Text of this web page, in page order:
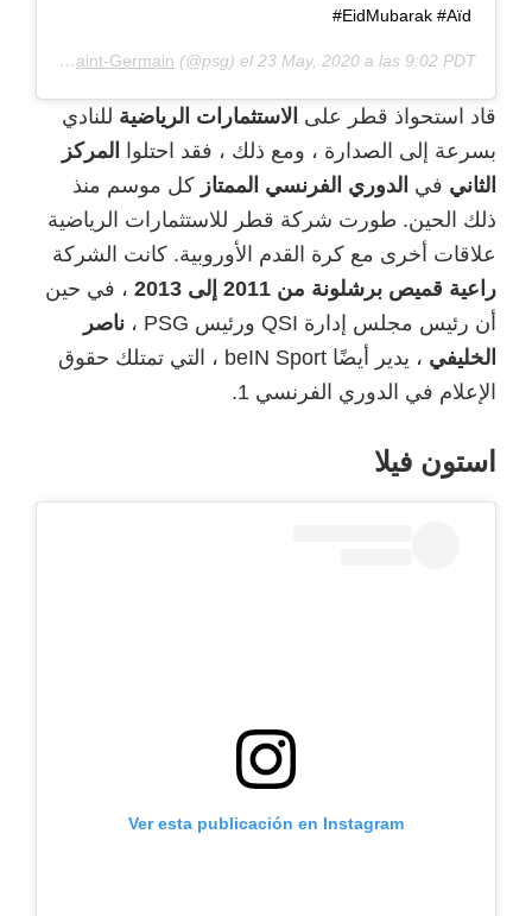
#EidMubarak #Aïd
Paris Saint-Germain (@psg) el 23 May, 2020 a las 9:02 PDT
قاد استحواذ قطر على الاستثمارات الرياضية للنادي
بسرعة إلى الصدارة ، ومع ذلك ، فقد احتلوا
المركز
الثاني في الدوري الفرنسي الممتاز كل موسم منذ
ذلك الحين. طورت شركة قطر للاستثمارات الرياضية
علاقات أخرى مع كرة القدم الأوروبية. كانت الشركة
راعية قميص برشلونة من 2011 إلى 2013
، في حين
أن رئيس مجلس إدارة QSI ورئيس PSG ،
ناصر
الخليفي
، يدير أيضًا beIN Sport ، التي تمتلك حقوق
الإعلام في الدوري الفرنسي 1.
استون فيلا
Ver esta publicación en Instagram